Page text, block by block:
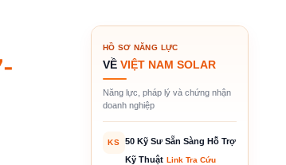
HỒ SƠ NĂNG LỰC
VỀ VIỆT NAM SOLAR
Năng lực, pháp lý và chứng nhận
doanh nghiệp
KS
50 Kỹ Sư Sẵn Sàng Hỗ Trợ
Kỹ Thuật Link Tra Cứu